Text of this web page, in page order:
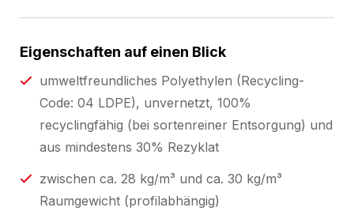
Eigenschaften auf einen Blick
umweltfreundliches Polyethylen (Recycling-
Code: 04 LDPE), unvernetzt, 100%
recyclingfähig (bei sortenreiner Entsorgung) und
aus mindestens 30% Rezyklat
zwischen ca. 28 kg/m³ und ca. 30 kg/m³
Raumgewicht (profilabhängig)